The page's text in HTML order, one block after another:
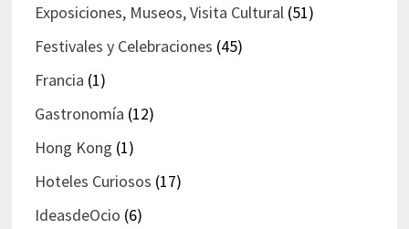
Exposiciones, Museos, Visita Cultural (51)
Festivales y Celebraciones (45)
Francia (1)
Gastronomía (12)
Hong Kong (1)
Hoteles Curiosos (17)
IdeasdeOcio (6)